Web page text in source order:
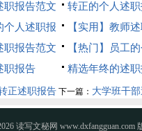
篇）
职报告范文
转正的个人述
个人述职报
【实用】教师
锦7篇
职报告范文
【热门】员工
3篇
职报告
精选年终的述
六篇
正述职报告 下一篇： 大学班干
读写文秘网 www.dxfangguan.com